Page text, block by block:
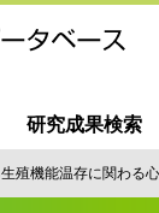
研究成果検索
殖機能温存に関わる